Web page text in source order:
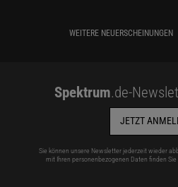
WEITERE NEUERSCHEINUNGEN
Spektrum.de-
JETZT
Sie können unsere Newsletter jederzeit wieder
mit Ihren personenbezogenen Daten finden Sie